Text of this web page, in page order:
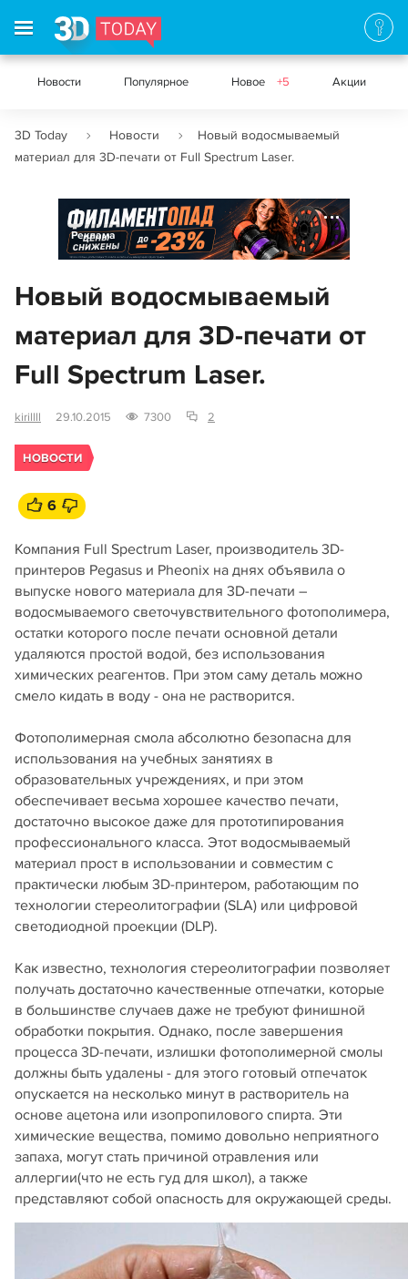
Новости Популярное Новое +5 Акции
3D Today Новости
Новый водосмываемый
материал для 3D-печати от Full Spectrum Laser.
Реклама
Новый водосмываемый
материал для 3D-печати от
Full Spectrum Laser.
kirillll 29.10.2015 7300 2
НОВОСТИ
6
Компания Full Spectrum Laser, производитель 3D-
принтеров Pegasus и Pheonix на днях объявила о
выпуске нового материала для 3D-печати –
водосмываемого светочувствительного фотополимера,
остатки которого после печати основной детали
удаляются простой водой, без использования
химических реагентов. При этом саму деталь можно
смело кидать в воду - она не растворится.
Фотополимерная смола абсолютно безопасна для
использования на учебных занятиях в
образовательных учреждениях, и при этом
обеспечивает весьма хорошее качество печати,
достаточно высокое даже для прототипирования
профессионального класса. Этот водосмываемый
материал прост в использовании и совместим с
практически любым 3D-принтером, работающим по
технологии стереолитографии (SLA) или цифровой
светодиодной проекции (DLP).
Как известно, технология стереолитографии позволяет
получать достаточно качественные отпечатки, которые
в большинстве случаев даже не требуют финишной
обработки покрытия. Однако, после завершения
процесса 3D-печати, излишки фотополимерной смолы
должны быть удалены - для этого готовый отпечаток
опускается на несколько минут в растворитель на
основе ацетона или изопропилового спирта. Эти
химические вещества, помимо довольно неприятного
запаха, могут стать причиной отравления или
аллергии(что не есть гуд для школ), а также
представляют собой опасность для окружающей среды.